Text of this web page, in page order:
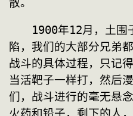
1900年12月，土围
陷，我们的大部分兄弟
战斗的具体过程，只记
当活靶子一样打，然后
们，战斗进行的毫无悬
火药和铅子，剩下的人